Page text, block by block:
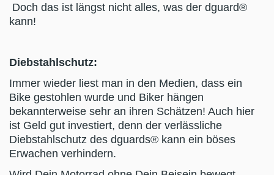
Doch das ist längst nicht alles, was der dguard®
kann!
Diebstahlschutz:
Immer wieder liest man in den Medien, dass ein
Bike gestohlen wurde und Biker hängen
bekannterweise sehr an ihren Schätzen! Auch hier
ist Geld gut investiert, denn der verlässliche
Diebstahlschutz des dguards® kann ein böses
Erwachen verhindern.